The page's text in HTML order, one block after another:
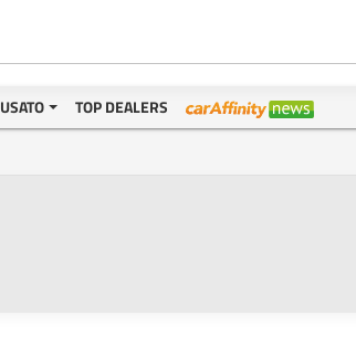
USATO TOP DEALERS